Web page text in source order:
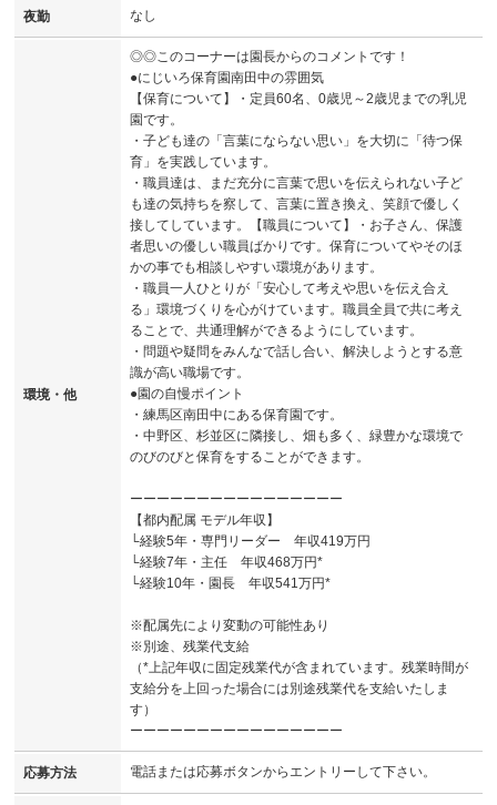
夜勤 なし
環境・他
◎◎このコーナーは園長からのコメントです！
●にじいろ保育園南田中の雰囲気
【保育について】・定員60名、0歳児～2歳児までの乳児
園です。
・子ども達の「言葉にならない思い」を大切に「待つ保
育」を実践しています。
・職員達は、まだ充分に言葉で思いを伝えられない子ど
も達の気持ちを察して、言葉に置き換え、笑顔で優しく
接してしています。【職員について】・お子さん、保護
者思いの優しい職員ばかりです。保育についてやそのほ
かの事でも相談しやすい環境があります。
・職員一人ひとりが「安心して考えや思いを伝え合え
る」環境づくりを心がけています。職員全員で共に考え
ることで、共通理解ができるようにしています。
・問題や疑問をみんなで話し合い、解決しようとする意
識が高い職場です。
●園の自慢ポイント
・練馬区南田中にある保育園です。
・中野区、杉並区に隣接し、畑も多く、緑豊かな環境で
のびのびと保育をすることができます。
ーーーーーーーーーーーーーーーー
【都内配属 モデル年収】
└経験5年・専門リーダー 年収419万円
└経験7年・主任 年収468万円*
└経験10年・園長 年収541万円*
※配属先により変動の可能性あり
※別途、残業代支給
（*上記年収に固定残業代が含まれています。残業時間が
支給分を上回った場合には別途残業代を支給いたしま
す）
ーーーーーーーーーーーーーーーー
応募方法 電話または応募ボタンからエントリーして下さい。